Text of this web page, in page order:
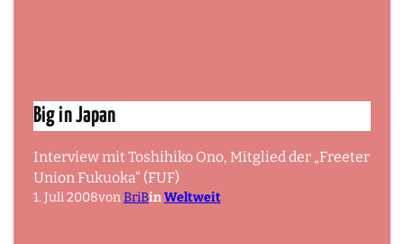
Big in Japan
Interview mit Toshihiko Ono, Mitglied der „Freeter
Union Fukuoka“ (FUF)
1. Juli 2008vonBriBinWeltweit